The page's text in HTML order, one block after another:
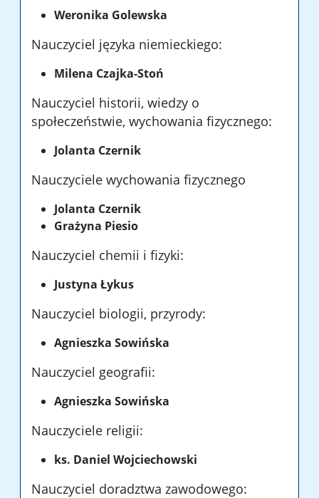
Weronika Golewska
Nauczyciel języka niemieckiego:
Milena Czajka-Stoń
Nauczyciel historii, wiedzy o
społeczeństwie, wychowania fizycznego:
Jolanta Czernik
Nauczyciele wychowania fizycznego
Jolanta Czernik
Grażyna Piesio
Nauczyciel chemii i fizyki:
Justyna Łykus
Nauczyciel biologii, przyrody:
Agnieszka Sowińska
Nauczyciel geografii:
Agnieszka Sowińska
Nauczyciele religii:
ks. Daniel Wojciechowski
Nauczyciel doradztwa zawodowego: